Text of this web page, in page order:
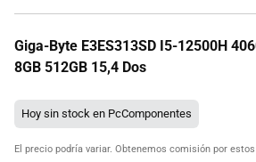
Giga-Byte E3ES313SD I5-12500H
8GB 512GB 15,4 Dos
Hoy sin stock en PcComponentes
El precio podría variar. Obtenemos comisión por